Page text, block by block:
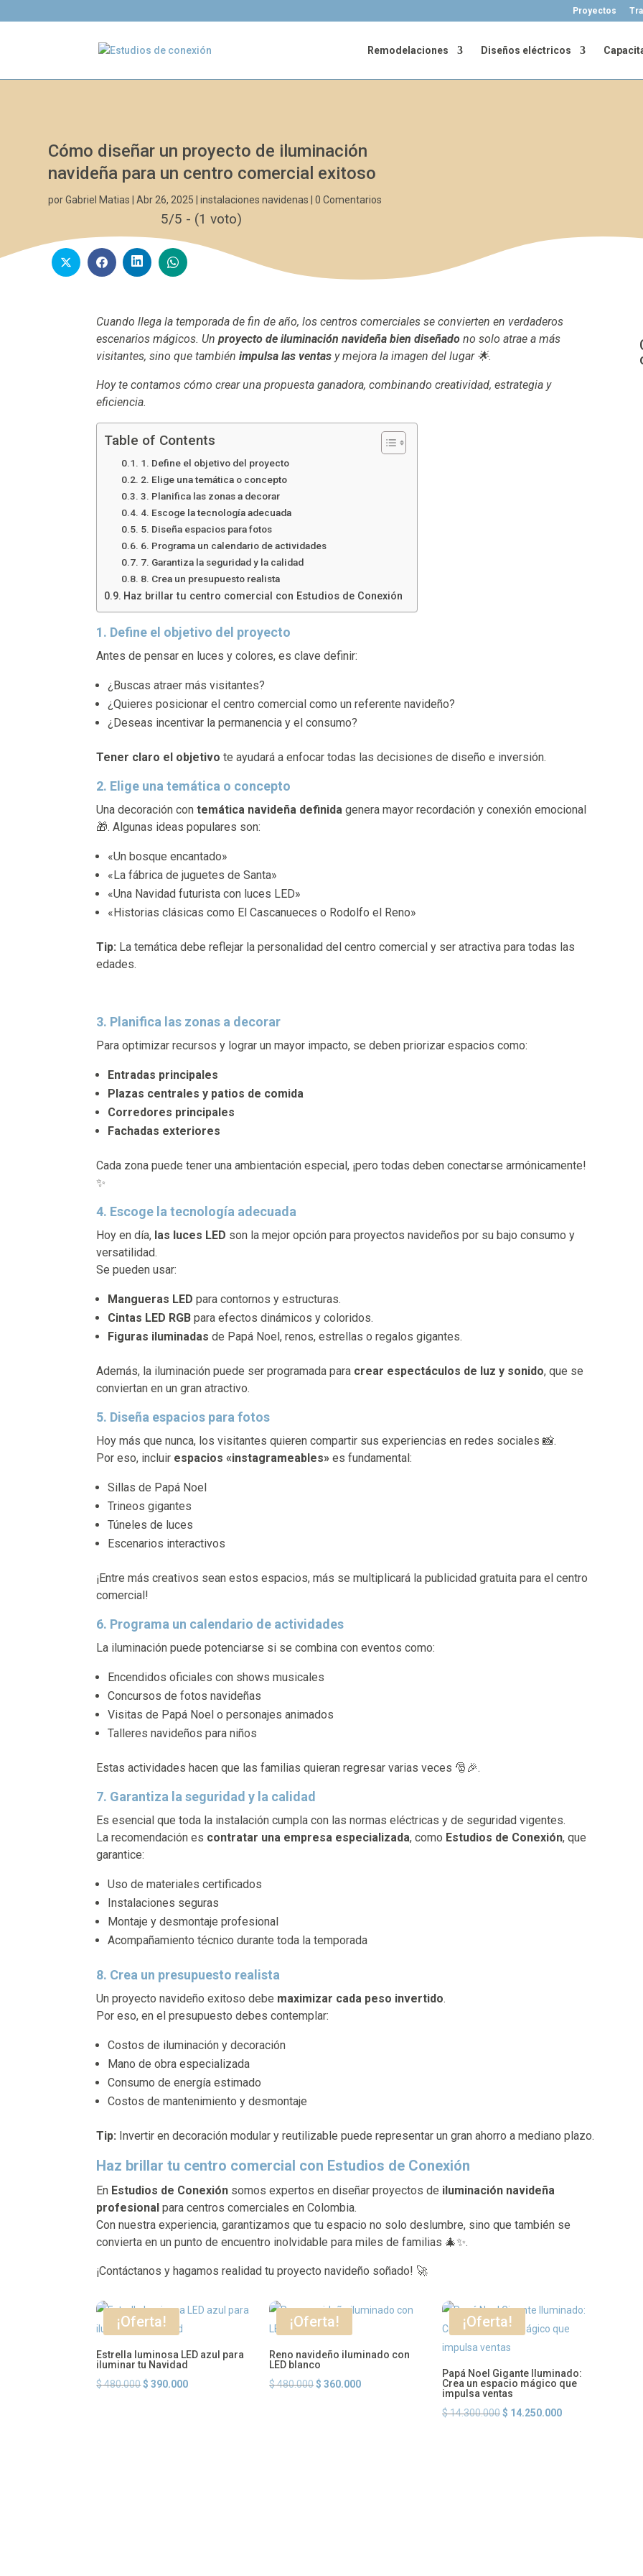
Proyectos
Remodelaciones Diseños eléctricos
Cómo diseñar un proyecto de iluminación
navideña para un centro comercial exitoso
porGabriel Matias |Abr 26, 2025 |instalaciones navidenas |0 Comentarios
5/5 - (1 voto)
Cuando llega la temporada de fin de año, los centros comerciales se convierten en verdaderos
escenarios mágicos. Unproyecto de iluminación navideña bien diseñado no solo atrae a más
visitantes, sino que tambiénimpulsa las ventas y mejora la imagen del lugar 🌟.
Hoy te contamos cómo crear una propuesta ganadora, combinando creatividad, estrategia y
eficiencia.
Table of Contents
1. Define el objetivo del proyecto
2. Elige una temática o concepto
3. Planifica las zonas a decorar
4. Escoge la tecnología adecuada
5. Diseña espacios para fotos
6. Programa un calendario de actividades
7. Garantiza la seguridad y la calidad
8. Crea un presupuesto realista
Haz brillar tu centro comercial con Estudios de Conexión
1. Define el objetivo del proyecto
Antes de pensar en luces y colores, es clave definir:
¿Buscas atraer más visitantes?
¿Quieres posicionar el centro comercial como un referente navideño?
¿Deseas incentivar la permanencia y el consumo?
Tener claro el objetivo te ayudará a enfocar todas las decisiones de diseño e inversión.
2. Elige una temática o concepto
Una decoración contemática navideña definida genera mayor recordación y conexión emocional
🎁. Algunas ideas populares son:
«Un bosque encantado»
«La fábrica de juguetes de Santa»
«Una Navidad futurista con luces LED»
«Historias clásicas como El Cascanueces o Rodolfo el Reno»
Tip: La temática debe reflejar la personalidad del centro comercial y ser atractiva para todas las
edades.
3. Planifica las zonas a decorar
Para optimizar recursos y lograr un mayor impacto, se deben priorizar espacios como:
Entradas principales
Plazas centrales y patios de comida
Corredores principales
Fachadas exteriores
Cada zona puede tener una ambientación especial, ¡pero todas deben conectarse armónicamente!
✨
4. Escoge la tecnología adecuada
Hoy en día, las luces LED son la mejor opción para proyectos navideños por su bajo consumo y
versatilidad.
Se pueden usar:
Mangueras LED para contornos y estructuras.
Cintas LED RGB para efectos dinámicos y coloridos.
Figuras iluminadas de Papá Noel, renos, estrellas o regalos gigantes.
Además, la iluminación puede ser programada para crear espectáculos de luz y sonido, que se
conviertan en un gran atractivo.
5. Diseña espacios para fotos
Hoy más que nunca, los visitantes quieren compartir sus experiencias en redes sociales 📸.
Por eso, incluir espacios «instagrameables» es fundamental:
Sillas de Papá Noel
Trineos gigantes
Túneles de luces
Escenarios interactivos
¡Entre más creativos sean estos espacios, más se multiplicará la publicidad gratuita para el centro
comercial!
6. Programa un calendario de actividades
La iluminación puede potenciarse si se combina con eventos como:
Encendidos oficiales con shows musicales
Concursos de fotos navideñas
Visitas de Papá Noel o personajes animados
Talleres navideños para niños
Estas actividades hacen que las familias quieran regresar varias veces 🎅🎉.
7. Garantiza la seguridad y la calidad
Es esencial que toda la instalación cumpla con las normas eléctricas y de seguridad vigentes.
La recomendación es contratar una empresa especializada, como Estudios de Conexión, que
garantice:
Uso de materiales certificados
Instalaciones seguras
Montaje y desmontaje profesional
Acompañamiento técnico durante toda la temporada
8. Crea un presupuesto realista
Un proyecto navideño exitoso debe maximizar cada peso invertido.
Por eso, en el presupuesto debes contemplar:
Costos de iluminación y decoración
Mano de obra especializada
Consumo de energía estimado
Costos de mantenimiento y desmontaje
Tip: Invertir en decoración modular y reutilizable puede representar un gran ahorro a mediano plazo.
Haz brillar tu centro comercial con Estudios de Conexión
En Estudios de Conexión somos expertos en diseñar proyectos de iluminación navideña
profesional para centros comerciales en Colombia.
Con nuestra experiencia, garantizamos que tu espacio no solo deslumbre, sino que también se
convierta en un punto de encuentro inolvidable para miles de familias 🎄✨.
¡Contáctanos y hagamos realidad tu proyecto navideño soñado! 🚀
¡Oferta!
Estrella luminosa LED azul para
iluminar tu Navidad
$480.000El
$ 390.000El
¡Oferta!
Reno navideño iluminado con
LED blanco
$480.000El
$ 360.000El
¡Oferta!
Papá Noel Gigante Iluminado:
Crea un espacio mágico que
impulsa ventas
$14.300.000El
$ 14.250.000El